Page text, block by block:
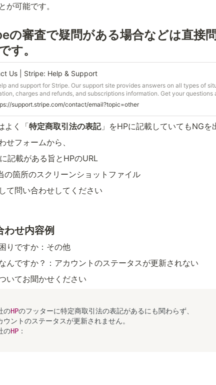
が可能です。
の審査で疑問がある場合などは直接
す。
Us | Stripe: Help & Support
and support for Stripe. Our support site provides answers on all types of
charges and refunds, and subscriptions information. Get your
for Stripe.
support.stripe.com/contact/email?topic=other
よく「特定商取引法の表記」をHPに記載していてもNGを
せフォームから、
記載がある旨とHPのURL
の箇所のスクリーンショットファイル
て問い合わせしてください
わせ内容例
りですか：その他
んですか？：アカウントのステータスが更新されない
いてお聞かせください
のHPのフッターに特定商取引法の表記があるにも関わらず、
ウントのステータスが更新されません。
のHP ：